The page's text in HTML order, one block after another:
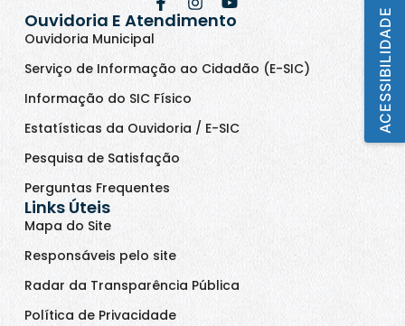
Ouvidoria E Atendimento
Ouvidoria Municipal
Serviço de Informação ao Cidadão (E-SIC)
Informação do SIC Físico
Estatísticas da Ouvidoria / E-SIC
Pesquisa de Satisfação
Perguntas Frequentes
Links Úteis
Mapa do Site
Responsáveis pelo site
Radar da Transparência Pública
Política de Privacidade
ACESSIBILIDADE